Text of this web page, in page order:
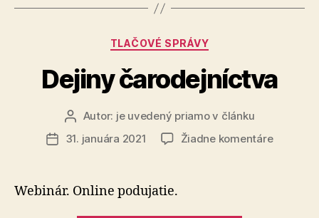
Kategórie
TLAČOVÉ SPRÁVY
Dejiny čarodejníctva
Autor
článku
Autor: je uvedený priamo v článku
Dátum
31. januára 2021 Žiadne komentárena
Webinár. Online podujatie.